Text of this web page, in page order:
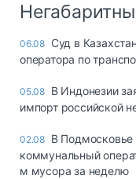
06.08 Суд в
оператора по
05.08 В Индонезии
импорт российской
02.08 В Подмосковье
коммунальный
м мусора за неделю